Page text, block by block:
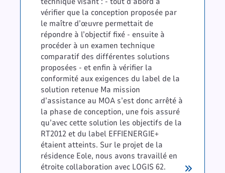
vérifier que la conception proposée par
le maître d’œuvre permettait de
répondre à l’objectif fixé - ensuite à
procéder à un examen technique
comparatif des différentes solutions
proposées - et enfin à vérifier la
conformité aux exigences du label de la
solution retenue Ma mission
d’assistance au MOA s’est donc arrêté à
la phase de conception, une fois assuré
qu’avec cette solution les objectifs de la
RT2012 et du label EFFIENERGIE+
étaient atteints. Sur le projet de la
résidence Eole, nous avons travaillé en
étroite collaboration avec LOGIS 62.